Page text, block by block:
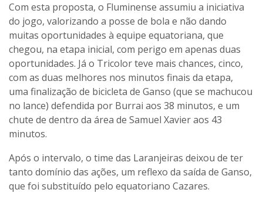
Com esta proposta, o Fluminense assumiu a iniciativa
do jogo, valorizando a posse de bola e não dando
muitas oportunidades à equipe equatoriana, que
chegou, na etapa inicial, com perigo em apenas duas
oportunidades. Já o Tricolor teve mais chances, cinco,
com as duas melhores nos minutos finais da etapa,
uma finalização de bicicleta de Ganso (que se machucou
no lance) defendida por Burrai aos 38 minutos, e um
chute de dentro da área de Samuel Xavier aos 43
minutos.
Após o intervalo, o time das Laranjeiras deixou de ter
tanto domínio das ações, um reflexo da saída de Ganso,
que foi substituído pelo equatoriano Cazares.